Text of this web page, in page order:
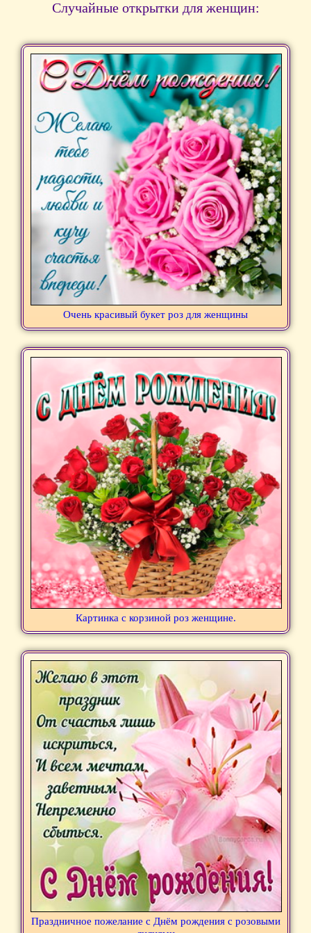
Случайные открытки для женщин:
Очень красивый букет роз для женщины
Картинка с корзиной роз женщине.
Праздничное пожелание с Днём рождения с розовыми